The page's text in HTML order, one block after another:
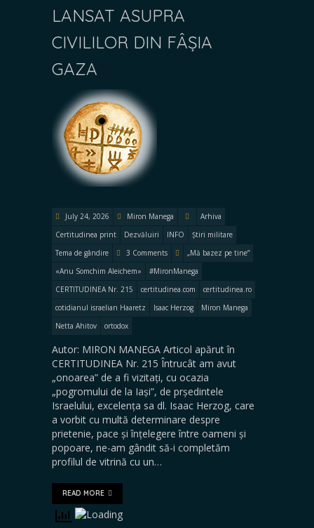
LANSAT ASUPRA
CIVILILOR DIN FÂȘIA
GAZA
July 24, 2026 Miron Manega
Arhiva
Certitudinea print
Dezvăluiri INFO
Știri militare
Tema de gândire
3 Comments
„Mă bazez pe tine”
«Anu Somchim Aleichem»
#MironManega
CERTITUDINEA Nr. 215
certitudinea.com
certitudinea.ro
cotidianul israelian Haaretz
Isaac Herzog
Miron Manega
Netta Ahitov
ortodox
Autor: MIRON MANEGA Articol apărut în
CERTITUDINEA Nr. 215 Întrucât am avut
„onoarea” de a fi vizitați, cu ocazia
„pogromului de la Iași”, de prședintele
Israelului, excelența sa dl. Isaac Herzog, care
a vorbit cu multă determinare despre
prietenie, pace și înțelegere între oameni și
popoare, ne-am gândit să-i completăm
profilul de vitrină cu un…
READ MORE